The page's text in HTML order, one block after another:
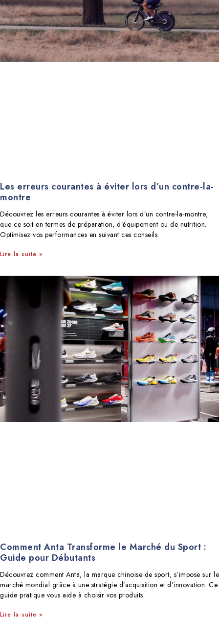
Les erreurs courantes à éviter lors d’un contre-la-
montre
Découvrez les erreurs courantes à éviter lors d’un contre-la-montre,
que ce soit en termes de préparation, d’équipement ou de nutrition.
Optimisez vos performances en suivant ces conseils.
Lire la suite »
Comment Anta Transforme le Marché du Sport :
Guide pour Débutants
Découvrez comment Anta, la marque chinoise de sport, s’impose sur le
marché mondial grâce à une stratégie d’acquisition et d’innovation. Ce
guide pratique vous aide à choisir vos produits.
Lire la suite »